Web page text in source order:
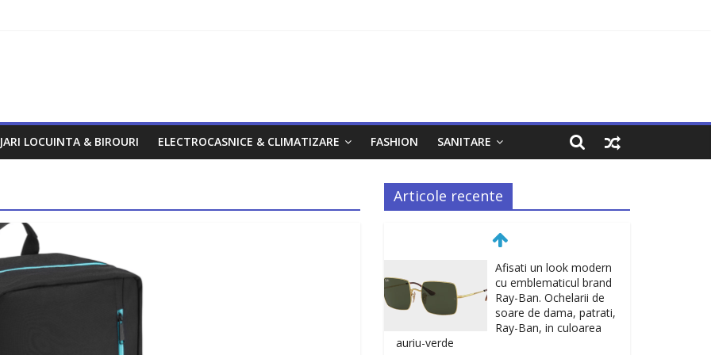
LOCUINTA & BIROURI ELECTROCASNICE & CLIMATIZARE FASHION SANITARE
Articole recente
Afisati un look modern
cu emblematicul brand
Ray-Ban. Ochelarii de
soare de dama, patrati,
Ray-Ban, in culoarea
auriu-verde